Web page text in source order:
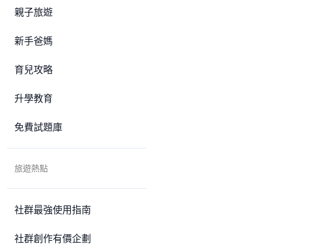
親子旅遊
新手爸媽
育兒攻略
升學教育
免費試題庫
旅遊熱點
社群最強使用指南
社群創作有價企劃